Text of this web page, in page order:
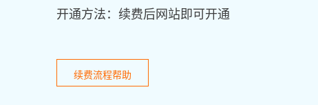
开通方法：续费后网站即可开通
续费流程帮助